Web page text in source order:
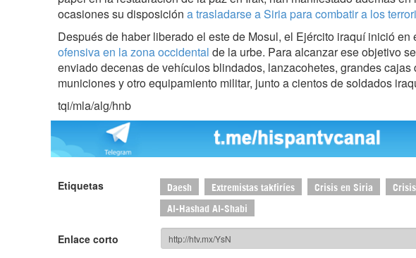
ocasiones su disposición a trasladarse a Siria para combatir a los
Después de haber liberado el este de Mosul, el Ejército iraquí inició en
ofensiva en la zona occidental de la urbe. Para alcanzar ese objetivo
enviado decenas de vehículos blindados, lanzacohetes, grandes cajas
municiones y otro equipamiento militar, junto a cientos de soldados
tqi/mla/alg/hnb
Etiquetas Daesh Extremistas takfiríes Crisis en Siria
Al-Hashad Al-Shabi
Enlace corto